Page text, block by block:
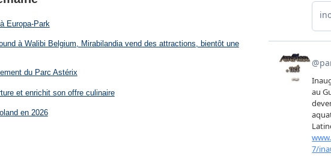
Europa-Park
à Walibi Belgium, Mirabilandia vend des attractions, bientôt une
du Parc Astérix
et enrichit son offre culinaire
en 2026